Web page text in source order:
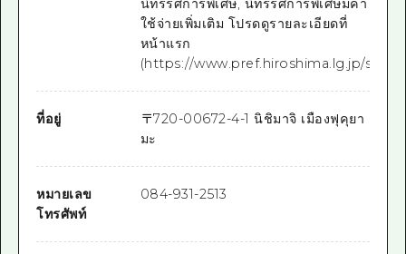
ใช้จ่ายเพิ่มเติม โปรดดูรายละเอียดที่
หน้าแรก
(https://www.pref.hiroshima.lg.jp/site/
ที่อยู่ 〒720-00672-4-1 นิชิมาจิ เมืองฟุคุยา
มะ
หมายเลข
โทรศัพท์
084-931-2513